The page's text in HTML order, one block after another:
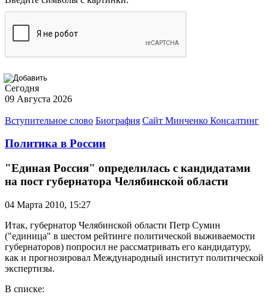
Сегодня
09 Августа 2026
Вступительное слово Биография Сайт Минченко Консалтинг
Политика в России
"Единая Россия" определилась с кандидатами
на пост губернатора Челябинской области
04 Марта 2010, 15:27
Итак, губернатор Челябинской области Петр Сумин
("единица" в шестом рейтинге политической выживаемости
губернаторов) попросил не рассматривать его кандидатуру,
как и прогнозировал Международный институт политической
экспертизы.
В списке: